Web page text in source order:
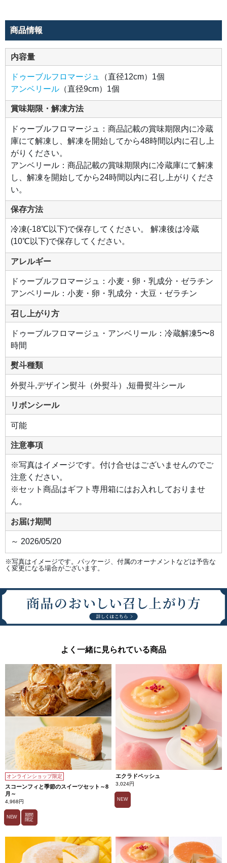
ーム
を花
束の
よう
に絞
り、
母の
日に
も贈
り物
にも
ぴっ
たり
な可
愛ら
しい
見た
目の
ケー
キに
仕上
げま
し
た。
商品情報
内容量
ドゥーブルフロマージュ
（直径12cm）1個
アンベリール（直径9cm）1個
賞味期限・解凍方法
ドゥーブルフロマージュ：商品記載の賞味期限内に冷蔵
庫にて解凍し、解凍を開始してから48時間以内に召し上
がりください。
アンベリール：商品記載の賞味期限内に冷蔵庫にて解凍
し、解凍を開始してから24時間以内に召し上がりくださ
い。
保存方法
冷凍(-18℃以下)で保存してください。 解凍後は冷蔵
(10℃以下)で保存してください。
アレルギー
ドゥーブルフロマージュ：小麦・卵・乳成分・ゼラチン
アンベリール：小麦・卵・乳成分・大豆・ゼラチン
召し上がり方
ドゥーブルフロマージュ・アンベリール：冷蔵解凍5〜8
時間
熨斗種類
外熨斗,デザイン熨斗（外熨斗）,短冊熨斗シール
リボンシール
可能
注意事項
※写真はイメージです。付け合せはございませんのでご
注意ください。
※セット商品はギフト専用箱にはお入れしておりませ
ん。
お届け期間
～ 2026/05/20
※写真はイメージです。パッケージ、付属のオーナメントなどは予告な
く変更になる場合がございます。
よく一緒に見られている商品
オンラインショップ限定
スコーンフィと季節のスイーツセット～8
月～
4,968円
NEW
期間
限定
エクラドペッシュ
3,024円
NEW